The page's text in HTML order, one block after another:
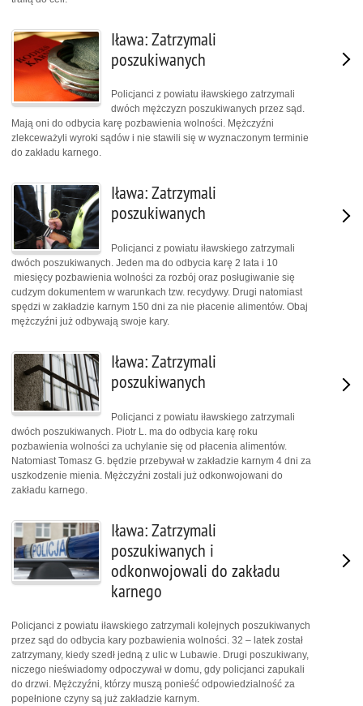
Iława: Zatrzymali
poszukiwanych
Policjanci z powiatu iławskiego zatrzymali
dwóch mężczyzn poszukiwanych przez sąd.
Mają oni do odbycia karę pozbawienia wolności. Mężczyźni
zlekceważyli wyroki sądów i nie stawili się w wyznaczonym terminie
do zakładu karnego.
Iława: Zatrzymali
poszukiwanych
Policjanci z powiatu iławskiego zatrzymali
dwóch poszukiwanych. Jeden ma do odbycia karę 2 lata i 10
miesięcy pozbawienia wolności za rozbój oraz posługiwanie się
cudzym dokumentem w warunkach tzw. recydywy. Drugi natomiast
spędzi w zakładzie karnym 150 dni za nie płacenie alimentów. Obaj
mężczyźni już odbywają swoje kary.
Iława: Zatrzymali
poszukiwanych
Policjanci z powiatu iławskiego zatrzymali
dwóch poszukiwanych. Piotr L. ma do odbycia karę roku
pozbawienia wolności za uchylanie się od płacenia alimentów.
Natomiast Tomasz G. będzie przebywał w zakładzie karnym 4 dni za
uszkodzenie mienia. Mężczyźni zostali już odkonwojowani do
zakładu karnego.
Iława: Zatrzymali
poszukiwanych i
odkonwojowali do zakładu
karnego
Policjanci z powiatu iławskiego zatrzymali kolejnych poszukiwanych
przez sąd do odbycia kary pozbawienia wolności. 32 – latek został
zatrzymany, kiedy szedł jedną z ulic w Lubawie. Drugi poszukiwany,
niczego nieświadomy odpoczywał w domu, gdy policjanci zapukali
do drzwi. Mężczyźni, którzy muszą ponieść odpowiedzialność za
popełnione czyny są już zakładzie karnym.